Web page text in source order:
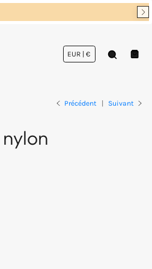
Panier
Précédent Suivant